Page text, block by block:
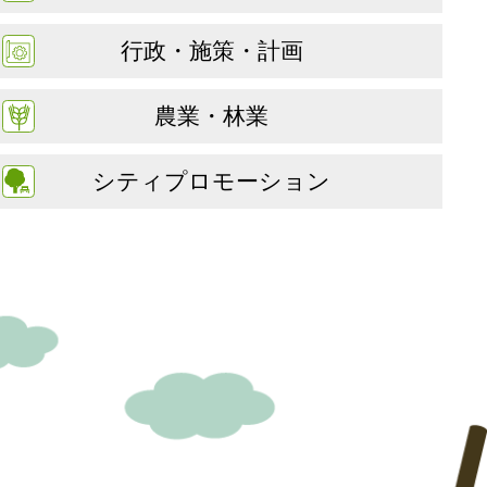
行政・施策・計画
農業・林業
シティプロモーション